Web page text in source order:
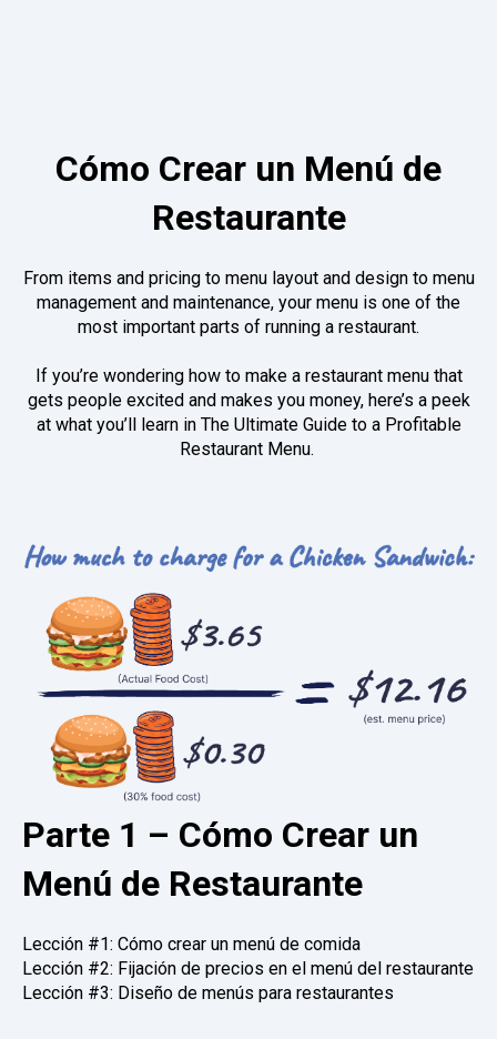
Cómo Crear un Menú de
Restaurante
From items and pricing to menu layout and design to menu
management and maintenance, your menu is one of the
most important parts of running a restaurant.
If you’re wondering how to make a restaurant menu that
gets people excited and makes you money, here’s a peek
at what you’ll learn in The Ultimate Guide to a Profitable
Restaurant Menu.
Parte 1 – Cómo Crear un
Menú de Restaurante
Lección #1: Cómo crear un menú de comida
Lección #2: Fijación de precios en el menú del restaurante
Lección #3: Diseño de menús para restaurantes